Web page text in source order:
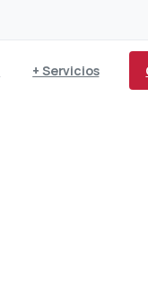
+ Servicios